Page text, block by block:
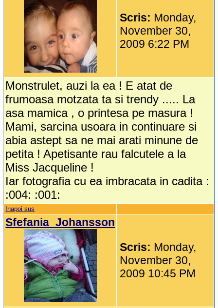
Scris: Monday,
November 30,
2009 6:22 PM
Monstrulet, auzi la ea ! E atat de
frumoasa motzata ta si trendy ..... La
asa mamica , o printesa pe masura !
Mami, sarcina usoara in continuare si
abia astept sa ne mai arati minune de
petita ! Apetisante rau falcutele a la
Miss Jacqueline !
Iar fotografia cu ea imbracata in cadita :
:004: :001:
Inapoi sus
Sfefania_Johansson
Scris: Monday,
November 30,
2009 10:45 PM